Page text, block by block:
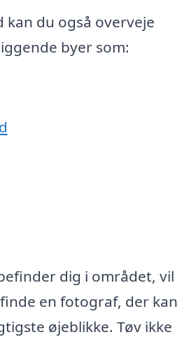
kan du også overveje
byer som:
dig i området, vil
en fotograf, der kan
øjeblikke. Tøv ikke